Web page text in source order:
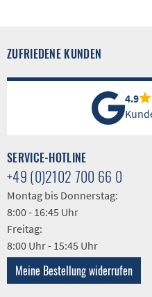
ZUFRIEDENE KUNDEN
4.9
SERVICE-HOTLINE
+49 (0)2102 700 66 0
Montag bis Donnerstag:
8:00 - 16:45 Uhr
Freitag:
8:00 Uhr - 15:45 Uhr
Meine Bestellung widerrufen